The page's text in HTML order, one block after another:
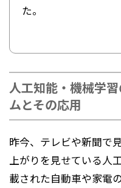
た。
人工知能・機械学
ムとその応用
昨今、テレビや新聞で
上がりを見せている人
載された自動車や家電